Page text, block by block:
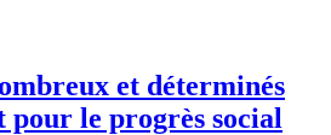
et déterminés
le progrès social